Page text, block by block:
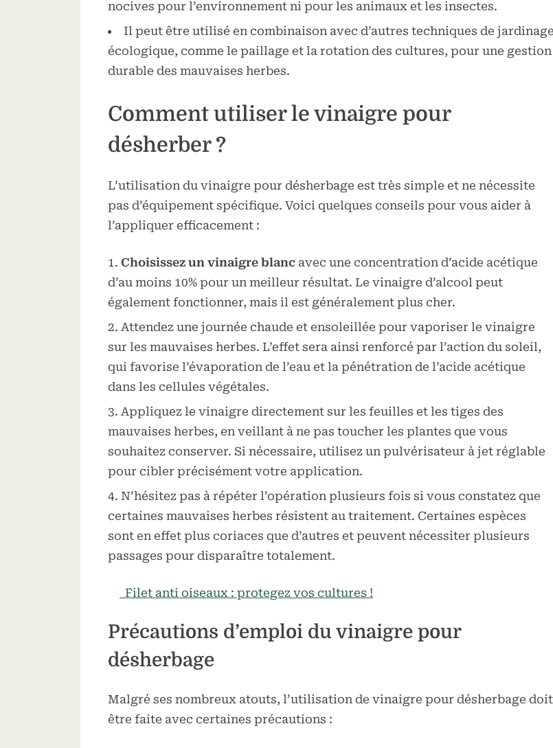
nocives pour l’environnement ni pour les animaux et les insectes.
Il peut être utilisé en combinaison avec d’autres techniques de jardinage
écologique, comme le paillage et la rotation des cultures, pour une gestion
durable des mauvaises herbes.
Comment utiliser le vinaigre pour
désherber ?
L’utilisation du vinaigre pour désherbage est très simple et ne nécessite
pas d’équipement spécifique. Voici quelques conseils pour vous aider à
l’appliquer efficacement :
Choisissez un vinaigre blanc avec une concentration d’acide acétique
d’au moins 10% pour un meilleur résultat. Le vinaigre d’alcool peut
également fonctionner, mais il est généralement plus cher.
Attendez une journée chaude et ensoleillée pour vaporiser le vinaigre
sur les mauvaises herbes. L’effet sera ainsi renforcé par l’action du soleil,
qui favorise l’évaporation de l’eau et la pénétration de l’acide acétique
dans les cellules végétales.
Appliquez le vinaigre directement sur les feuilles et les tiges des
mauvaises herbes, en veillant à ne pas toucher les plantes que vous
souhaitez conserver. Si nécessaire, utilisez un pulvérisateur à jet réglable
pour cibler précisément votre application.
N’hésitez pas à répéter l’opération plusieurs fois si vous constatez que
certaines mauvaises herbes résistent au traitement. Certaines espèces
sont en effet plus coriaces que d’autres et peuvent nécessiter plusieurs
passages pour disparaître totalement.
Filet anti oiseaux : protegez vos cultures !
Précautions d’emploi du vinaigre pour
désherbage
Malgré ses nombreux atouts, l’utilisation de vinaigre pour désherbage doit
être faite avec certaines précautions :